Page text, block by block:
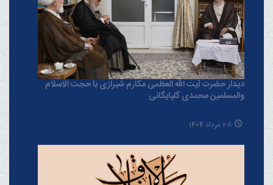
دیدار حضرت آیت الله العظمی مکارم شیرازی با حجت الاسلام
والمسلمین محمدی گلپایگانی
28 مرداد 1404